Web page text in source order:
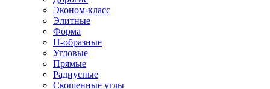
Эконом-класс
Элитные
Форма
П-образные
Угловые
Прямые
Радиусные
Скошенные углы